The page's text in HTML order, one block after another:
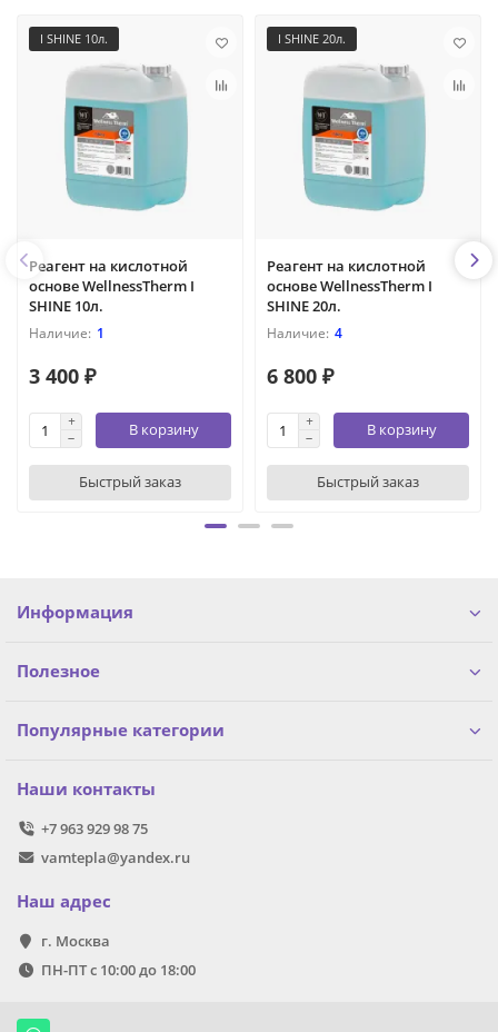
I SHINE 10л.
Реагент на кислотной
основе WellnessTherm I
SHINE 10л.
1
3 400 ₽
В корзину
Быстрый заказ
I SHINE 20л.
Реагент на кислотной
основе WellnessTherm I
SHINE 20л.
4
6 800 ₽
В корзину
Быстрый заказ
Информация
Полезное
Популярные категории
Наши контакты
+7 963 929 98 75
vamtepla@yandex.ru
Наш адрес
г. Москва
ПН-ПТ с 10:00 до 18:00